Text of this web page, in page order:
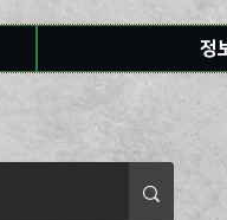
정